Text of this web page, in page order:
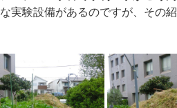
実験設備があるのですが、その